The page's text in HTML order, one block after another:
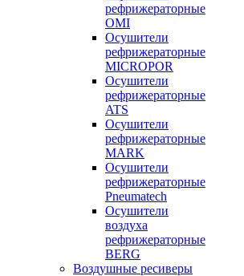
рефрижераторные
OMI
Осушители
рефрижераторные
MICROPOR
Осушители
рефрижераторные
ATS
Осушители
рефрижераторные
MARK
Осушители
рефрижераторные
Pneumatech
Осушители
воздуха
рефрижераторные
BERG
Воздушные ресиверы